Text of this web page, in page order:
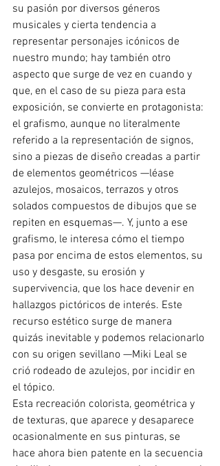
su pasión por diversos géneros
musicales y cierta tendencia a
representar personajes icónicos de
nuestro mundo; hay también otro
aspecto que surge de vez en cuando y
que, en el caso de su pieza para esta
exposición, se convierte en protagonista:
el grafismo, aunque no literalmente
referido a la representación de signos,
sino a piezas de diseño creadas a partir
de elementos geométricos —léase
azulejos, mosaicos, terrazos y otros
solados compuestos de dibujos que se
repiten en esquemas—. Y, junto a ese
grafismo, le interesa cómo el tiempo
pasa por encima de estos elementos, su
uso y desgaste, su erosión y
supervivencia, que los hace devenir en
hallazgos pictóricos de interés. Este
recurso estético surge de manera
quizás inevitable y podemos relacionarlo
con su origen sevillano —Miki Leal se
crió rodeado de azulejos, por incidir en
el tópico.
Esta recreación colorista, geométrica y
de texturas, que aparece y desaparece
ocasionalmente en sus pinturas, se
hace ahora bien patente en la secuencia